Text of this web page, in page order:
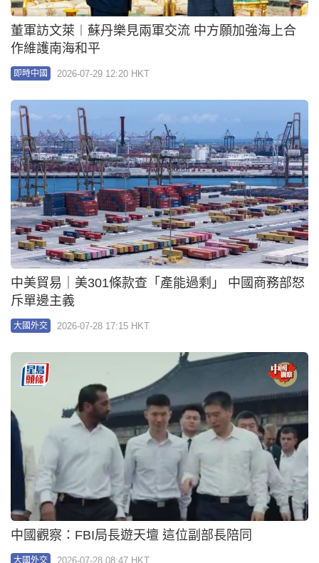
董軍訪文萊︱蘇丹樂見兩軍交流 中方願加強海上合
作維護南海和平
即時中國 2026-07-29 12:20 HKT
中美貿易｜美301條款查「產能過剩」 中國商務部怒
斥單邊主義
大國外交 2026-07-28 17:15 HKT
中國觀察：FBI局長遊天壇 這位副部長陪同
大國外交 2026-07-28 08:47 HKT